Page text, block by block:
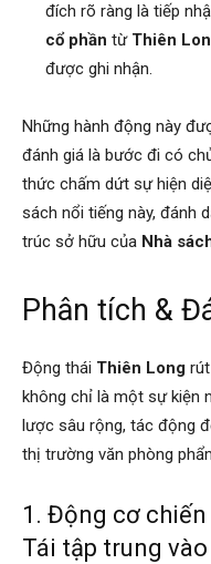
đích rõ ràng là tiếp
cổ phần từ Thiên
được ghi nhận.
Những hành động này
đánh giá là bước đi có
thức chấm dứt sự hiện
sách nổi tiếng này, đánh
trúc sở hữu của Nhà
Phân tích &
Động thái Thiên Long
không chỉ là một sự kiện
lược sâu rộng, tác động
thị trường văn phòng
1. Động cơ
Tái tập trung